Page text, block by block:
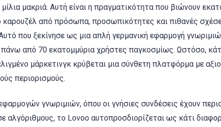
μακριά. Αυτή είναι η πραγματικότητα που βιώνουν
από πρόσωπα, προσωπικότητες και πιθανές
που ξεκίνησε ως μια απλή γερμανική εφαρμογή
πάνω από 70 εκατομμύρια χρήστες παγκοσμίως. Ωστόσο,
μάρκετινγκ κρύβεται μια σύνθετη πλατφόρμα με
περιορισμούς.
γνωριμιών, όπου οι γνήσιες συνδέσεις έχουν
αλγόριθμους, το Lovoo αυτοπροσδιορίζεται ως κάτι